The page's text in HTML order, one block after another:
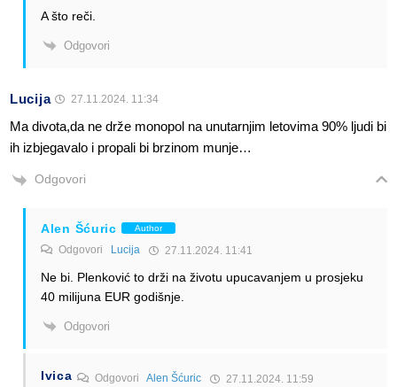
A što reči.
Odgovori
Lucija 27.11.2024. 11:34
Ma divota,da ne drže monopol na unutarnjim letovima 90% ljudi bi
ih izbjegavalo i propali bi brzinom munje…
Odgovori
Alen Šćuric Author
Odgovori Lucija 27.11.2024. 11:41
Ne bi. Plenković to drži na životu upucavanjem u prosjeku
40 milijuna EUR godišnje.
Odgovori
Ivica Odgovori Alen Šćuric 27.11.2024. 11:59